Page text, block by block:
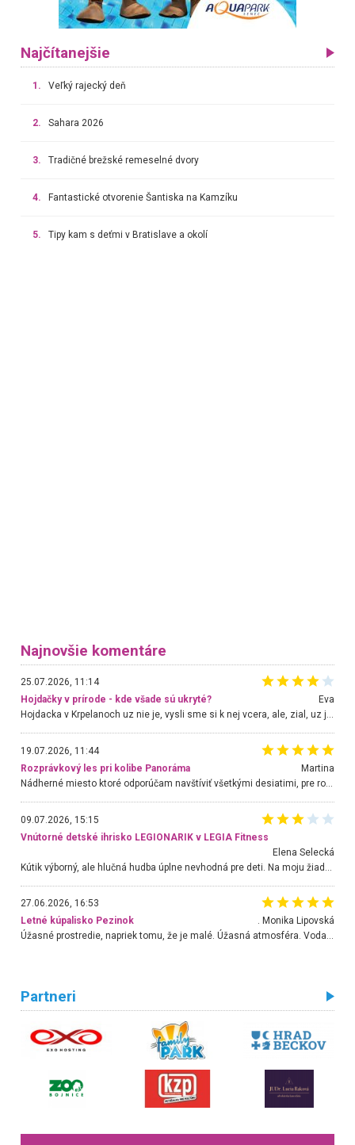
Najčítanejšie
1. Veľký rajecký deň
2. Sahara 2026
3. Tradičné brežské remeselné dvory
4. Fantastické otvorenie Šantiska na Kamzíku
5. Tipy kam s deťmi v Bratislave a okolí
Najnovšie komentáre
25.07.2026, 11:14
Hojdačky v prírode - kde všade sú ukryté?
Eva
Hojdacka v Krpelanoch uz nie je, vysli sme si k nej vcera, ale, zial, uz je znicena. Ak sem planujete cestu len kvoli hojdacke, mozete si ju usetrit. Krasny vyhlad je tu vsak aj bez hojdacky :-)
19.07.2026, 11:44
Rozprávkový les pri kolibe Panoráma
Martina
Nádherné miesto ktoré odporúčam navštíviť všetkými desiatimi, pre rodiny s deťmi, dôchodcom... Proste a jednoducho ozaj rozprávkový les.. určite ešte prídeme. Odniesli sme si na pamiatku krásne tričká,
09.07.2026, 15:15
Vnútorné detské ihrisko LEGIONARIK v LEGIA Fitness
Elena Selecká
27.06.2026, 16:53
Letné kúpalisko Pezinok
. Monika Lipovská
Úžasné prostredie, napriek tomu, že je malé. Úžasná atmosféra. Voda fantastická a nádherná. Ľudí je pomerne veľa, ale su mili a ohľaduplní. Je veľmi zaujímavé sledovať, ako dokážu spolu športovať cudzí ľudia a bez ohľadu na vek. Vládne tu pohoda. Vnuka neviem dostať z vody. Ďakujem za krásny deň . Urcite sa sem vrátim. Jediný problém je s parkovaním, ale aj ten sa mi podarilo vyriešiť. Monika Bratislava
Partneri